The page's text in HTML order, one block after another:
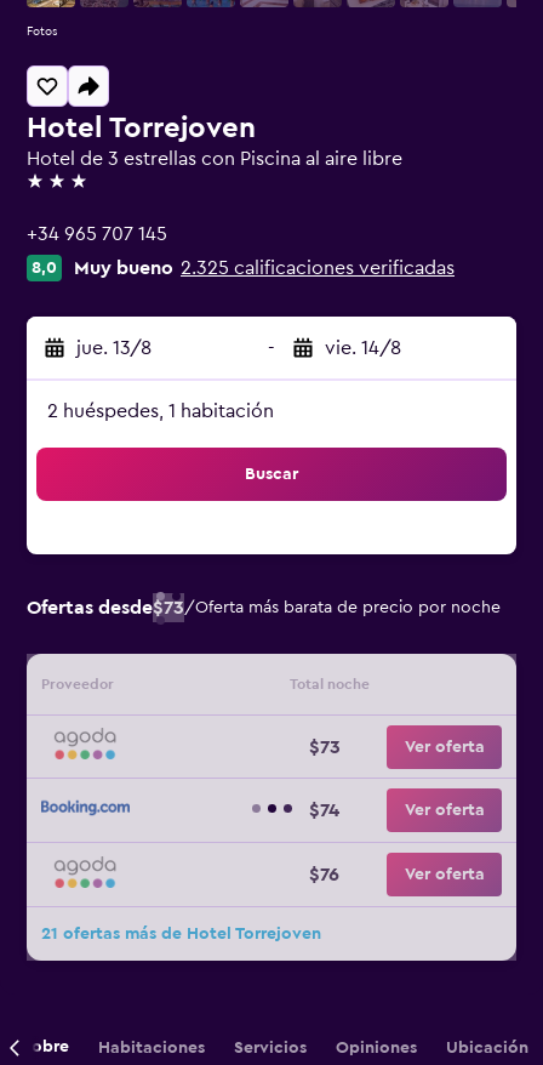
Hotel Torrejoven
Hotel de 3 estrellas con Piscina al aire libre
3 estrellas
+34 965 707 145
8,0 Muy bueno 2.325 calificaciones verificadas
jue. 13/8 - vie. 14/8
2 huéspedes, 1 habitación
Buscar
Ofertas desde$73/Oferta más barata de precio por noche
Proveedor Total noche
$73 Ver oferta
$74 Ver oferta
$76 Ver oferta
21 ofertas más de Hotel Torrejoven
Fotos
Sobre Habitaciones Servicios Opiniones Ubicación